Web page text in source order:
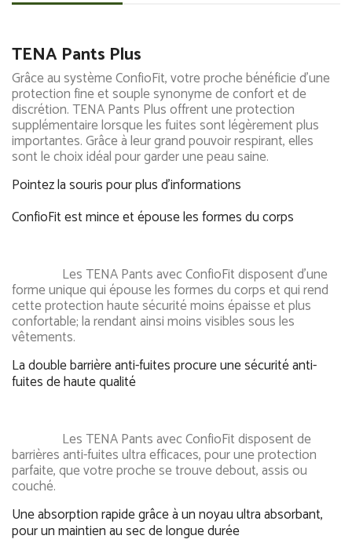
TENA Pants Plus
Grâce au système ConfioFit, votre proche bénéficie d'une
protection fine et souple synonyme de confort et de
discrétion. TENA Pants Plus offrent une protection
supplémentaire lorsque les fuites sont légèrement plus
importantes. Grâce à leur grand pouvoir respirant, elles
sont le choix idéal pour garder une peau saine.
Pointez la souris pour plus d'informations
ConfioFit est mince et épouse les formes du corps
Les TENA Pants avec ConfioFit disposent d'une
forme unique qui épouse les formes du corps et qui rend
cette protection haute sécurité moins épaisse et plus
confortable; la rendant ainsi moins visibles sous les
vêtements.
La double barrière anti-fuites procure une sécurité anti-
fuites de haute qualité
Les TENA Pants avec ConfioFit disposent de
barrières anti-fuites ultra efficaces, pour une protection
parfaite, que votre proche se trouve debout, assis ou
couché.
Une absorption rapide grâce à un noyau ultra absorbant,
pour un maintien au sec de longue durée